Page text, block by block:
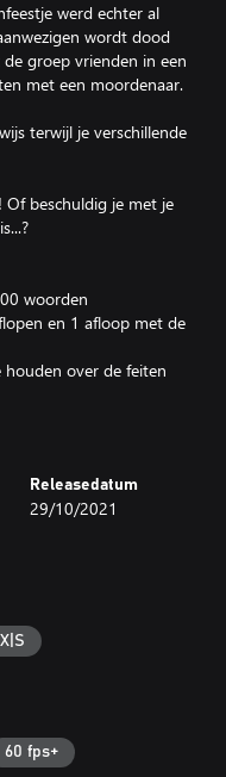
werd echter al
wordt dood
groep vrienden in een
met een moordenaar.
terwijl je verschillende
Of beschuldig je met je
woorden
en 1 afloop met de
over de feiten
Releasedatum
29/10/2021
60 fps+